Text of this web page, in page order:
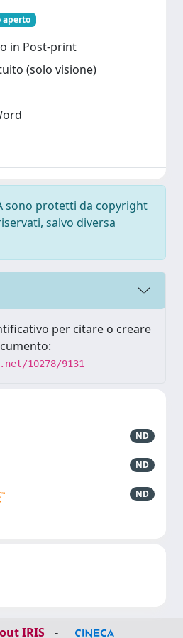
aperto
in Post-print
(solo visione)
sono protetti da copyright
salvo diversa
per citare o creare
10278/9131
ND
ND
ND
IRIS -